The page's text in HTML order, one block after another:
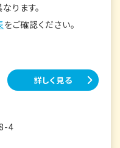
ります。
をご確認ください。
詳しく見る
4